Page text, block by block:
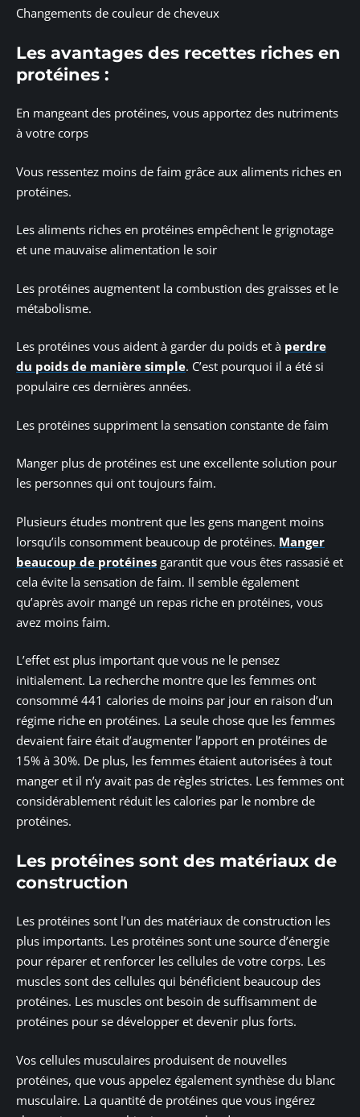
Changements de couleur de cheveux
Les avantages des recettes riches en
protéines :
En mangeant des protéines, vous apportez des nutriments
à votre corps
Vous ressentez moins de faim grâce aux aliments riches en
protéines.
Les aliments riches en protéines empêchent le grignotage
et une mauvaise alimentation le soir
Les protéines augmentent la combustion des graisses et le
métabolisme.
Les protéines vous aident à garder du poids et à perdre
du poids de manière simple. C’est pourquoi il a été si
populaire ces dernières années.
Les protéines suppriment la sensation constante de faim
Manger plus de protéines est une excellente solution pour
les personnes qui ont toujours faim.
Plusieurs études montrent que les gens mangent moins
lorsqu’ils consomment beaucoup de protéines. Manger
beaucoup de protéines garantit que vous êtes rassasié et
cela évite la sensation de faim. Il semble également
qu’après avoir mangé un repas riche en protéines, vous
avez moins faim.
L’effet est plus important que vous ne le pensez
initialement. La recherche montre que les femmes ont
consommé 441 calories de moins par jour en raison d’un
régime riche en protéines. La seule chose que les femmes
devaient faire était d’augmenter l’apport en protéines de
15% à 30%. De plus, les femmes étaient autorisées à tout
manger et il n’y avait pas de règles strictes. Les femmes ont
considérablement réduit les calories par le nombre de
protéines.
Les protéines sont des matériaux de
construction
Les protéines sont l’un des matériaux de construction les
plus importants. Les protéines sont une source d’énergie
pour réparer et renforcer les cellules de votre corps. Les
muscles sont des cellules qui bénéficient beaucoup des
protéines. Les muscles ont besoin de suffisamment de
protéines pour se développer et devenir plus forts.
Vos cellules musculaires produisent de nouvelles
protéines, que vous appelez également synthèse du blanc
musculaire. La quantité de protéines que vous ingérez